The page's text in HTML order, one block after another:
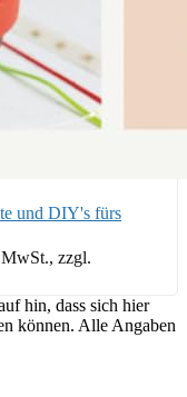
und DIY's fürs
zzgl.
hin, dass sich hier
können. Alle Angaben